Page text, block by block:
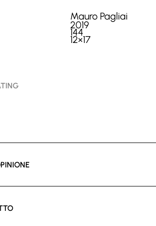
Mauro Pagliai
2019
144
12×17